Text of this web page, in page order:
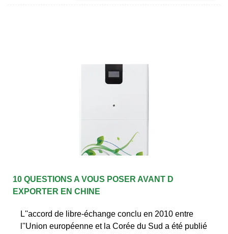
10 QUESTIONS A VOUS POSER AVANT D
EXPORTER EN CHINE
L''accord de libre-échange conclu en 2010 entre
l''Union européenne et la Corée du Sud a été publié